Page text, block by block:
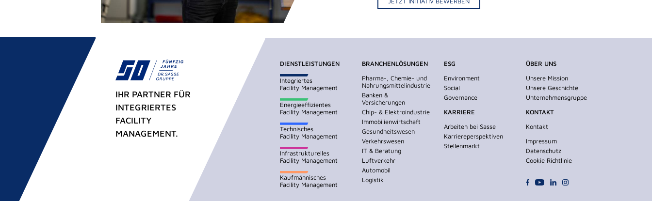
IHR PARTNER FÜR
INTEGRIERTES
FACILITY
MANAGEMENT.
DIENSTLEISTUNGEN
Integriertes
Facility Management
Energieeffizientes
Facility Management
Technisches
Facility Management
Infrastrukturelles
Facility Management
Kaufmännisches
Facility Management
BRANCHENLÖSUNGEN
Pharma-, Chemie- und
Nahrungsmittelindustrie
Banken &
Versicherungen
Chip- & Elektroindustrie
Immobilienwirtschaft
Gesundheitswesen
Verkehrswesen
IT & Beratung
Luftverkehr
Automobil
Logistik
ESG
Environment
Social
Governance
KARRIERE
Arbeiten bei Sasse
Karriereperspektiven
Stellenmarkt
ÜBER UNS
Unsere Mission
Unsere Geschichte
Unternehmensgruppe
KONTAKT
Kontakt
Impressum
Datenschutz
Cookie Richtlinie